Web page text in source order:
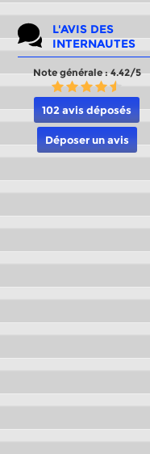
L'AVIS DES
INTERNAUTES
Note générale : 4.42/5
102 avis déposés
Déposer un avis